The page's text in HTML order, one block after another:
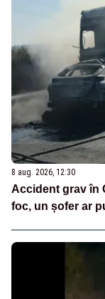
8 aug. 2026, 12:30
Accident grav în
foc, un șofer ar